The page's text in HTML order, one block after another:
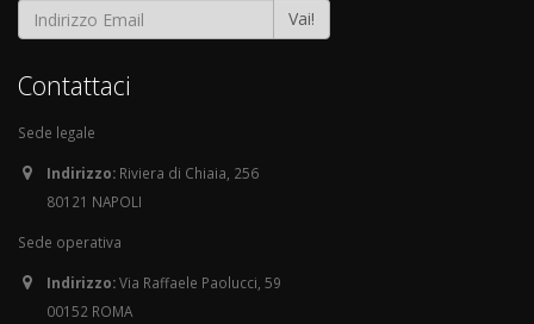
Vai!
Contattaci
Sede legale
Indirizzo: Riviera di Chiaia, 256
80121 NAPOLI
Sede operativa
Indirizzo:Via Raffaele Paolucci, 59
00152 ROMA